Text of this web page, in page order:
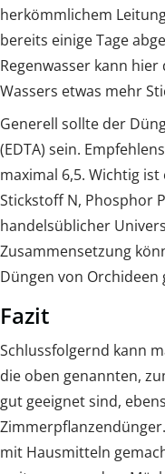
herkömmlichem
bereits einige Tage
Regenwasser kann
Wassers etwas mehr
Generell sollte der
(EDTA) sein.
maximal 6,5. Wichtig
Stickstoff N, Phosphor
handelsüblicher
Zusammensetzung
Düngen von
Fazit
Schlussfolgernd kann
die oben genannten,
gut geeignet sind,
mit Hausmitteln